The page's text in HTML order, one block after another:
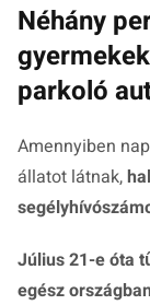
Néhány
parkoló
Amennyiben
állatot látnak,
Július 21-e óta
egész országban